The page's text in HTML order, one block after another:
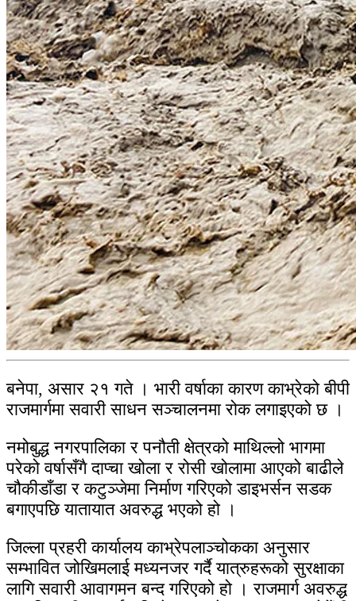
बनेपा, असार २१ गते । भारी वर्षाका कारण काभ्रेको बीपी
राजमार्गमा सवारी साधन सञ्चालनमा रोक लगाइएको छ ।
नमोबुद्ध नगरपालिका र पनौती क्षेत्रको माथिल्लो भागमा
परेको वर्षासँगै दाप्चा खोला र रोसी खोलामा आएको बाढीले
चौकीडाँडा र कटुञ्जेमा निर्माण गरिएको डाइभर्सन सडक
बगाएपछि यातायात अवरुद्ध भएको हो ।
जिल्ला प्रहरी कार्यालय काभ्रेपलाञ्चोकका अनुसार
सम्भावित जोखिमलाई मध्यनजर गर्दै यात्रुहरूको सुरक्षाका
लागि सवारी आवागमन बन्द गरिएको हो । राजमार्ग अवरुद्ध